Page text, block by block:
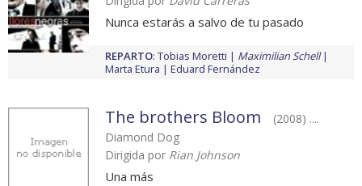
Nunca estarás a salvo de tu pasado
REPARTO: Tobias Moretti
Maximilian Schell
Marta Etura
Eduard Fernández
The brothers Bloom
(2008) ....
Diamond Dog
Dirigida por Rian Johnson
Una más